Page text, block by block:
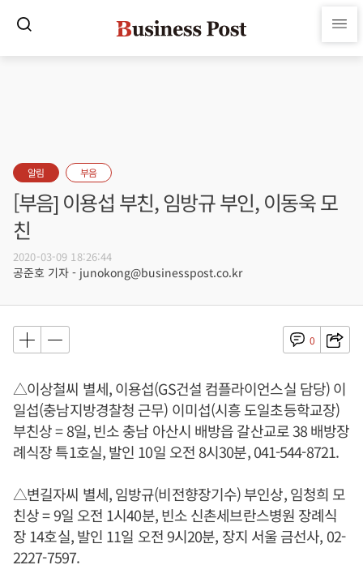
알림 부음
[부음] 이용섭 부친, 임방규 부인, 이동욱 모
친
2020-03-09 18:26:44
공준호 기자 - junokong@businesspost.co.kr
0
△이상철씨 별세, 이용섭(GS건설 컴플라이언스실 담당) 이
일섭(충남지방경찰청 근무) 이미섭(시흥 도일초등학교장)
부친상 = 8일, 빈소 충남 아산시 배방읍 갈산교로 38 배방장
례식장 특1호실, 발인 10일 오전 8시30분, 041-544-8721.
△변길자씨 별세, 임방규(비전향장기수) 부인상, 임청희 모
친상 = 9일 오전 1시40분, 빈소 신촌세브란스병원 장례식
장 14호실, 발인 11일 오전 9시20분, 장지 서울 금선사, 02-
2227-7597.